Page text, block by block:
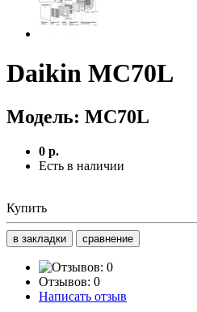
Daikin MC70L
Модель: MC70L
0 р.
Есть в наличии
Купить
в закладки сравнение
Отзывов: 0
Написать отзыв